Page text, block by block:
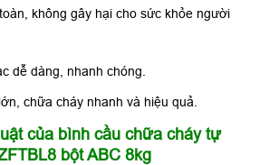
không gây hại cho sức khỏe người
dễ dàng, nhanh chóng.
chữa cháy nhanh và hiệu quả.
của bình cầu chữa cháy tự
bột ABC 8kg